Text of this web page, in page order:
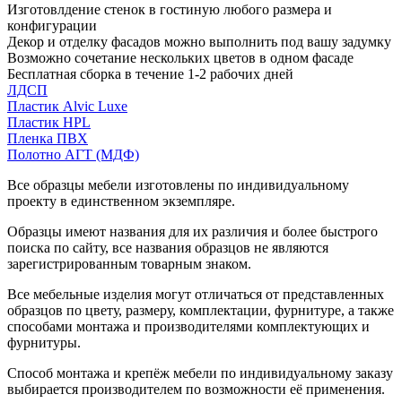
Изготовлдение стенок в гостиную любого размера и
конфигурации
Декор и отделку фасадов можно выполнить под вашу задумку
Возможно сочетание нескольких цветов в одном фасаде
Бесплатная сборка в течение 1-2 рабочих дней
ЛДСП
Пластик Alvic Luxe
Пластик HPL
Пленка ПВХ
Полотно АГТ (МДФ)
Все образцы мебели изготовлены по индивидуальному
проекту в единственном экземпляре.
Образцы имеют названия для их различия и более быстрого
поиска по сайту, все названия образцов не являются
зарегистрированным товарным знаком.
Все мебельные изделия могут отличаться от представленных
образцов по цвету, размеру, комплектации, фурнитуре, а также
способами монтажа и производителями комплектующих и
фурнитуры.
Способ монтажа и крепёж мебели по индивидуальному заказу
выбирается производителем по возможности её применения.